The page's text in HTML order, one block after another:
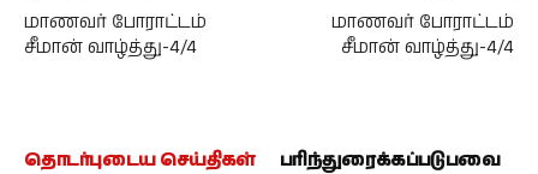
மாணவர் போராட்டம்
சீமான் வாழ்த்து-4/4
மாணவர் போராட்டம்
சீமான் வாழ்த்து-4/4
தொடர்புடைய செய்திகள் பரிந்துரைக்கப்படுபவை